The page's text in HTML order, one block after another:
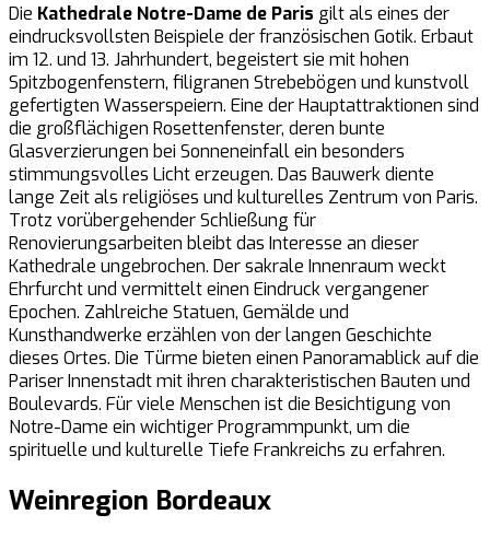
Die Kathedrale Notre-Dame de Paris gilt als eines der
eindrucksvollsten Beispiele der französischen Gotik. Erbaut
im 12. und 13. Jahrhundert, begeistert sie mit hohen
Spitzbogenfenstern, filigranen Strebebögen und kunstvoll
gefertigten Wasserspeiern. Eine der Hauptattraktionen sind
die großflächigen Rosettenfenster, deren bunte
Glasverzierungen bei Sonneneinfall ein besonders
stimmungsvolles Licht erzeugen. Das Bauwerk diente
lange Zeit als religiöses und kulturelles Zentrum von Paris.
Trotz vorübergehender Schließung für
Renovierungsarbeiten bleibt das Interesse an dieser
Kathedrale ungebrochen. Der sakrale Innenraum weckt
Ehrfurcht und vermittelt einen Eindruck vergangener
Epochen. Zahlreiche Statuen, Gemälde und
Kunsthandwerke erzählen von der langen Geschichte
dieses Ortes. Die Türme bieten einen Panoramablick auf die
Pariser Innenstadt mit ihren charakteristischen Bauten und
Boulevards. Für viele Menschen ist die Besichtigung von
Notre-Dame ein wichtiger Programmpunkt, um die
spirituelle und kulturelle Tiefe Frankreichs zu erfahren.
Weinregion Bordeaux